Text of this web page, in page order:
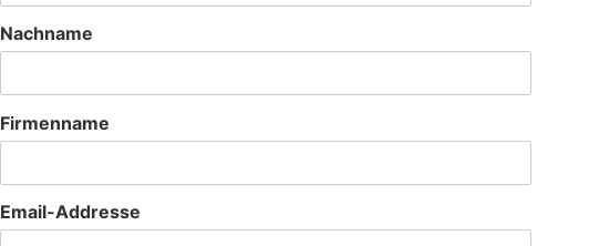
Nachname
Firmenname
Email-Addresse